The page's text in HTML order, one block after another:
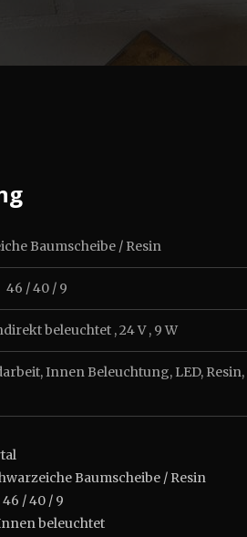
Baumscheibe / Resin
46 / 40 / 9
beleuchtet , 24 V , 9 W
,Innen Beleuchtung, LED, Resin,
Baumscheibe / Resin
/ 40 / 9
beleuchtet